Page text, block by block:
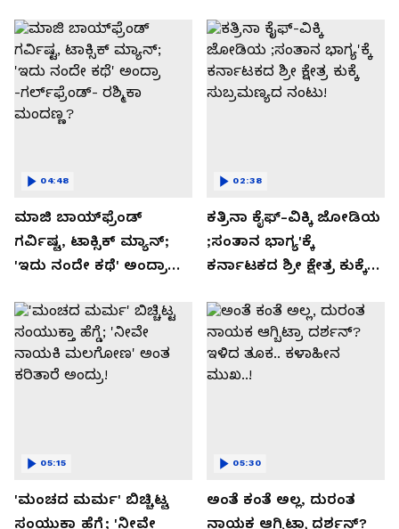
ಮಾಜಿ ಬಾಯ್‌ಫ್ರೆಂಡ್
ಗರ್ವಿಷ್ಟ, ಟಾಕ್ಸಿಕ್ ಮ್ಯಾನ್;
'ಇದು ನಂದೇ ಕಥೆ' ಅಂದ್ರಾ
ಮಂದಣ್ಣ?
04:48
ಕತ್ರಿನಾ ಕೈಫ್-ವಿಕ್ಕಿ ಜೋಡಿಯ
;ಸಂತಾನ ಭಾಗ್ಯ'ಕ್ಕೆ
ಕರ್ನಾಟಕದ ಶ್ರೀ ಕ್ಷೇತ್ರ ಕುಕ್ಕೆ
02:38
'ಮಂಚದ ಮರ್ಮ' ಬಿಚ್ಚಿಟ್ಟ
ಸಂಯುಕ್ತಾ ಹೆಗ್ಡೆ; 'ನೀವೇ
05:15
ಅಂತೆ ಕಂತೆ ಅಲ್ಲ, ದುರಂತ
ನಾಯಕ ಆಗ್ಬಿಟ್ರಾ ದರ್ಶನ್?
05:30